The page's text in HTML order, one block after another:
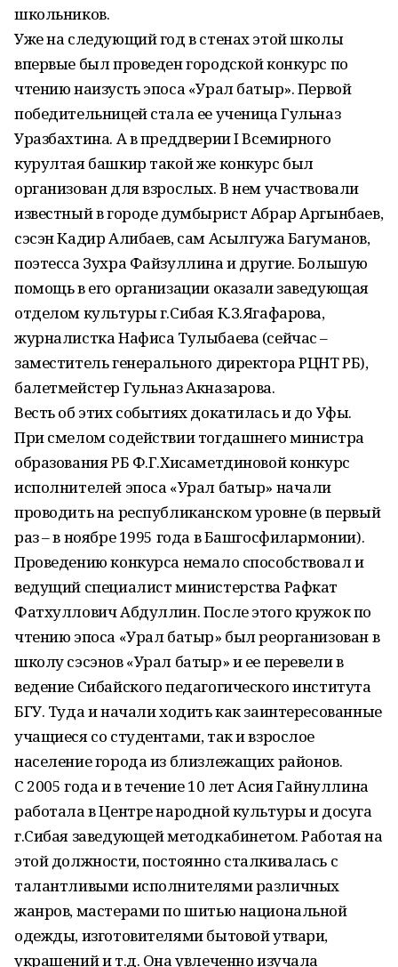
школьников.
Уже на следующий год в стенах этой школы
впервые был проведен городской конкурс по
чтению наизусть эпоса «Урал батыр». Первой
победительницей стала ее ученица Гульназ
Уразбахтина. А в преддверии I Всемирного
курултая башкир такой же конкурс был
организован для взрослых. В нем участвовали
известный в городе думбырист Абрар Аргынбаев,
сэсэн Кадир Алибаев, сам Асылгужа Багуманов,
поэтесса Зухра Файзуллина и другие. Большую
помощь в его организации оказали заведующая
отделом культуры г.Сибая К.З.Ягафарова,
журналистка Нафиса Тулыбаева (сейчас –
заместитель генерального директора РЦНТ РБ),
балетмейстер Гульназ Акназарова.
Весть об этих событиях докатилась и до Уфы.
При смелом содействии тогдашнего министра
образования РБ Ф.Г.Хисаметдиновой конкурс
исполнителей эпоса «Урал батыр» начали
проводить на республиканском уровне (в первый
раз – в ноябре 1995 года в Башгосфилармонии).
Проведению конкурса немало способствовал и
ведущий специалист министерства Рафкат
Фатхуллович Абдуллин. После этого кружок по
чтению эпоса «Урал батыр» был реорганизован в
школу сэсэнов «Урал батыр» и ее перевели в
ведение Сибайского педагогического института
БГУ. Туда и начали ходить как заинтересованные
учащиеся со студентами, так и взрослое
население города из близлежащих районов.
С 2005 года и в течение 10 лет Асия Гайнуллина
работала в Центре народной культуры и досуга
г.Сибая заведующей методкабинетом. Работая на
этой должности, постоянно сталкивалась с
талантливыми исполнителями различных
жанров, мастерами по шитью национальной
одежды, изготовителями бытовой утвари,
украшений и т.д. Она увлеченно изучала